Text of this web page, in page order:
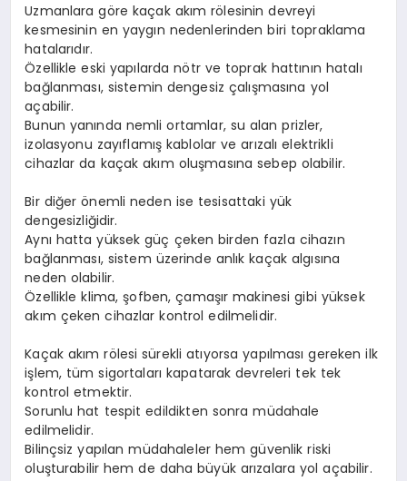
Uzmanlara göre kaçak akım rölesinin devreyi
kesmesinin en yaygın nedenlerinden biri topraklama
hatalarıdır.
Özellikle eski yapılarda nötr ve toprak hattının hatalı
bağlanması, sistemin dengesiz çalışmasına yol
açabilir.
Bunun yanında nemli ortamlar, su alan prizler,
izolasyonu zayıflamış kablolar ve arızalı elektrikli
cihazlar da kaçak akım oluşmasına sebep olabilir.
Bir diğer önemli neden ise tesisattaki yük
dengesizliğidir.
Aynı hatta yüksek güç çeken birden fazla cihazın
bağlanması, sistem üzerinde anlık kaçak algısına
neden olabilir.
Özellikle klima, şofben, çamaşır makinesi gibi yüksek
akım çeken cihazlar kontrol edilmelidir.
Kaçak akım rölesi sürekli atıyorsa yapılması gereken ilk
işlem, tüm sigortaları kapatarak devreleri tek tek
kontrol etmektir.
Sorunlu hat tespit edildikten sonra müdahale
edilmelidir.
Bilinçsiz yapılan müdahaleler hem güvenlik riski
oluşturabilir hem de daha büyük arızalara yol açabilir.